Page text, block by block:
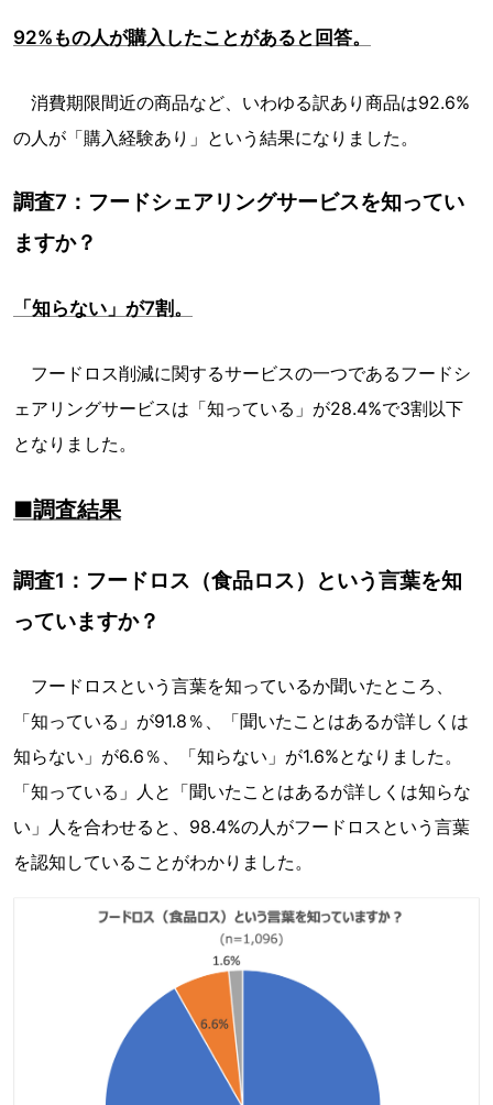
92%もの人が購入したことがあると回答。
消費期限間近の商品など、いわゆる訳あり商品は92.6%
の人が「購入経験あり」という結果になりました。
調査7：フードシェアリングサービスを知ってい
ますか？
「知らない」が7割。
フードロス削減に関するサービスの一つであるフードシ
ェアリングサービスは「知っている」が28.4%で3割以下
となりました。
■調査結果
調査1：フードロス（食品ロス）という言葉を知
っていますか？
フードロスという言葉を知っているか聞いたところ、
「知っている」が91.8％、「聞いたことはあるが詳しくは
知らない」が6.6％、「知らない」が1.6%となりました。
「知っている」人と「聞いたことはあるが詳しくは知らな
い」人を合わせると、98.4%の人がフードロスという言葉
を認知していることがわかりました。